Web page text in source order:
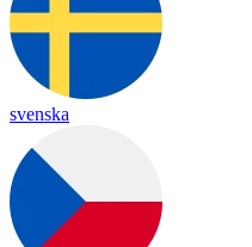
svenska